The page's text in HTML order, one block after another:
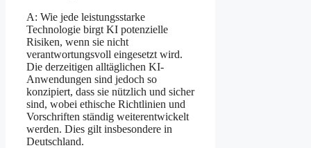
A: Wie jede leistungsstarke
Technologie birgt KI potenzielle
Risiken, wenn sie nicht
verantwortungsvoll eingesetzt wird.
Die derzeitigen alltäglichen KI-
Anwendungen sind jedoch so
konzipiert, dass sie nützlich und sicher
sind, wobei ethische Richtlinien und
Vorschriften ständig weiterentwickelt
werden. Dies gilt insbesondere in
Deutschland.